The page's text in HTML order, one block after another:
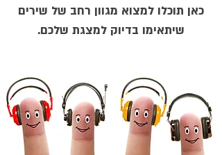
כאן תוכלו למצוא מגוון רחב של שירים
שיתאימו בדיוק למצגת שלכם.